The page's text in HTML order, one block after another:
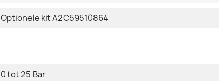
Optionele kit A2C59510864
0 tot 25 Bar